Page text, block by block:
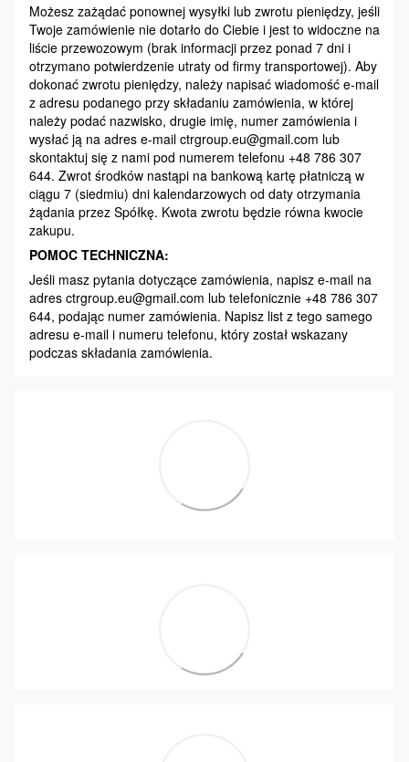
Możesz zażądać ponownej wysyłki lub zwrotu pieniędzy, jeśli
Twoje zamówienie nie dotarło do Ciebie i jest to widoczne na
liście przewozowym (brak informacji przez ponad 7 dni i
otrzymano potwierdzenie utraty od firmy transportowej). Aby
dokonać zwrotu pieniędzy, należy napisać wiadomość e-mail
z adresu podanego przy składaniu zamówienia, w której
należy podać nazwisko, drugie imię, numer zamówienia i
wysłać ją na adres e-mail ctrgroup.eu@gmail.com lub
skontaktuj się z nami pod numerem telefonu +48 786 307
644. Zwrot środków nastąpi na bankową kartę płatniczą w
ciągu 7 (siedmiu) dni kalendarzowych od daty otrzymania
żądania przez Spółkę. Kwota zwrotu będzie równa kwocie
zakupu.
POMOC TECHNICZNA:
Jeśli masz pytania dotyczące zamówienia, napisz e-mail na
adres ctrgroup.eu@gmail.com lub telefonicznie +48 786 307
644, podając numer zamówienia. Napisz list z tego samego
adresu e-mail i numeru telefonu, który został wskazany
podczas składania zamówienia.